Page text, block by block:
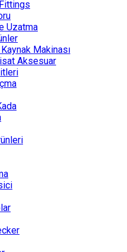
Uzatma
Makinası
Aksesuar